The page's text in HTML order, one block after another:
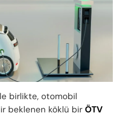
birlikte, otomobil
beklenen köklü bir ÖTV